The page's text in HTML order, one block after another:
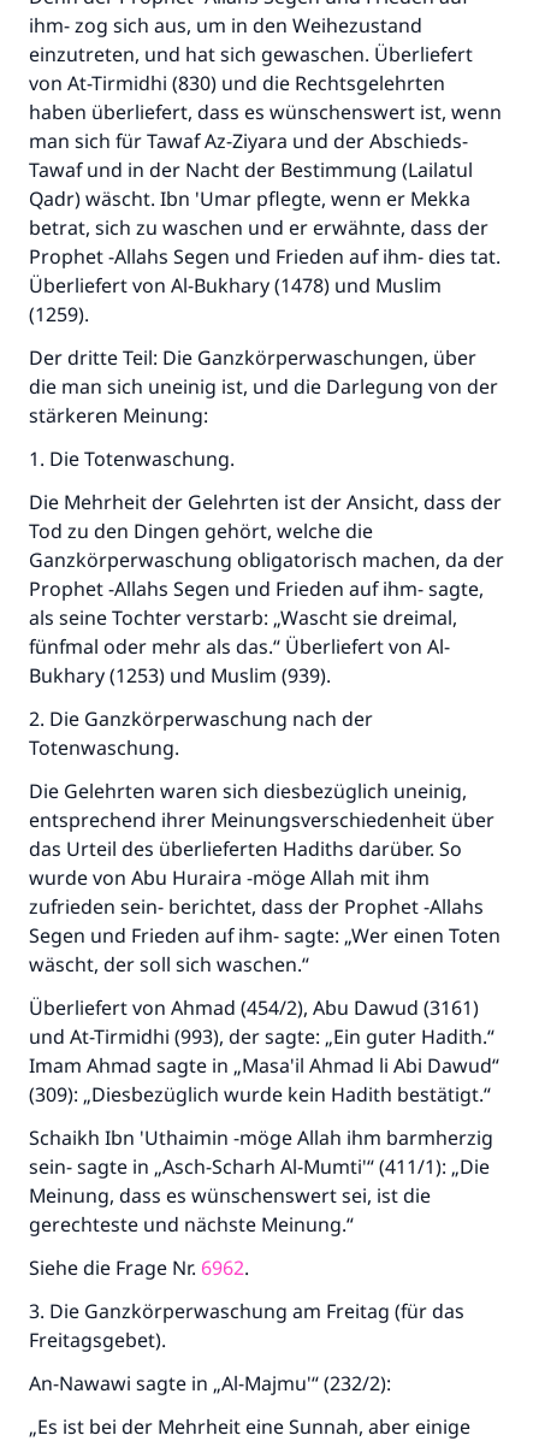
ihm- zog sich aus, um in den Weihezustand
einzutreten, und hat sich gewaschen. Überliefert
von At-Tirmidhi (830) und die Rechtsgelehrten
haben überliefert, dass es wünschenswert ist, wenn
man sich für Tawaf Az-Ziyara und der Abschieds-
Tawaf und in der Nacht der Bestimmung (Lailatul
Qadr) wäscht. Ibn 'Umar pflegte, wenn er Mekka
betrat, sich zu waschen und er erwähnte, dass der
Prophet -Allahs Segen und Frieden auf ihm- dies tat.
Überliefert von Al-Bukhary (1478) und Muslim
(1259).
Der dritte Teil: Die Ganzkörperwaschungen, über
die man sich uneinig ist, und die Darlegung von der
stärkeren Meinung:
1. Die Totenwaschung.
Die Mehrheit der Gelehrten ist der Ansicht, dass der
Tod zu den Dingen gehört, welche die
Ganzkörperwaschung obligatorisch machen, da der
Prophet -Allahs Segen und Frieden auf ihm- sagte,
als seine Tochter verstarb: „Wascht sie dreimal,
fünfmal oder mehr als das.“ Überliefert von Al-
Bukhary (1253) und Muslim (939).
2. Die Ganzkörperwaschung nach der
Totenwaschung.
Die Gelehrten waren sich diesbezüglich uneinig,
entsprechend ihrer Meinungsverschiedenheit über
das Urteil des überlieferten Hadiths darüber. So
wurde von Abu Huraira -möge Allah mit ihm
zufrieden sein- berichtet, dass der Prophet -Allahs
Segen und Frieden auf ihm- sagte: „Wer einen Toten
wäscht, der soll sich waschen.“
Überliefert von Ahmad (454/2), Abu Dawud (3161)
und At-Tirmidhi (993), der sagte: „Ein guter Hadith.“
Imam Ahmad sagte in „Masa'il Ahmad li Abi Dawud“
(309): „Diesbezüglich wurde kein Hadith bestätigt.“
Schaikh Ibn 'Uthaimin -möge Allah ihm barmherzig
sein- sagte in „Asch-Scharh Al-Mumti'“ (411/1): „Die
Meinung, dass es wünschenswert sei, ist die
gerechteste und nächste Meinung.“
Siehe die Frage Nr. 6962.
3. Die Ganzkörperwaschung am Freitag (für das
Freitagsgebet).
An-Nawawi sagte in „Al-Majmu'“ (232/2):
„Es ist bei der Mehrheit eine Sunnah, aber einige
Die Antwort Nr. 110845 rettete eine
Ehe.
Unterstütze die Arbeit von Islam Q&A
Der Prophet -Allahs Segen und Frieden auf
ihm- sagte:
"Wer zum Guten aufruft, hat den Lohn
desjenigen, der sie durchführt."
(MUSLIM 1893)
Beitrag dazu